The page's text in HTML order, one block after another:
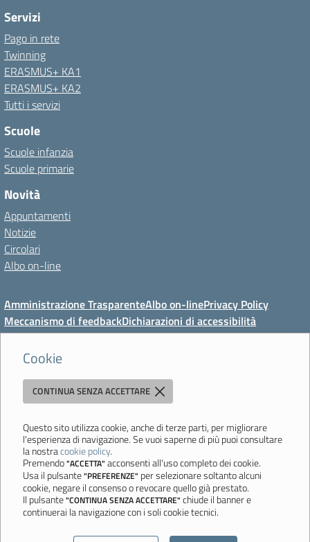
Cookie
CONTINUA SENZA ACCETTARE
Questo sito utilizza cookie, anche di terze parti, per migliorare
l'esperienza di navigazione. Se vuoi saperne di più puoi consultare
la nostracookie policy.
Premendo"ACCETTA" acconsenti all'uso completo dei cookie.
Usa il pulsante"PREFERENZE" per selezionare soltanto alcuni
cookie, negare il consenso o revocare quello già prestato.
Il pulsante"CONTINUA SENZA ACCETTARE" chiude il banner e
continuerai la navigazione con i soli cookie tecnici.
Servizi
Pago in rete
Twinning
ERASMUS+ KA1
ERASMUS+ KA2
Tutti i servizi
Scuole
Scuole infanzia
Scuole primarie
Novità
Appuntamenti
Notizie
Circolari
Albo on-line
Amministrazione TrasparenteAlbo on-linePrivacy Policy
Meccanismo di feedbackDichiarazioni di accessibilità
Preferenze cookie
Direzione Didattica di Vignola
"Tutti diversamente uguali, tutti ugualmente diversi"
Viale Mazzini, 18 - 41058 Vignola (MO) - Tel. 059 771117 - Fax 059
771113 - Email:moee06000a@istruzione.it- PEC:
moee06000a@pec.istruzione.it
Ultimo aggiornamento: Mercoledì, 5 Agosto 2026 ore 08:44